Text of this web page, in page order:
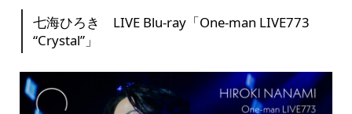
七海ひろき LIVE Blu-ray「One-man LIVE773
“Crystal”」